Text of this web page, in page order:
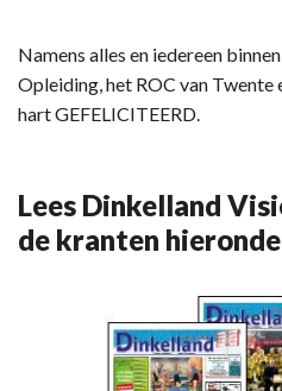
Namens alles en iedereen
Opleiding, het ROC van
hart GEFELICITEERD.
Lees Dinkelland
de kranten